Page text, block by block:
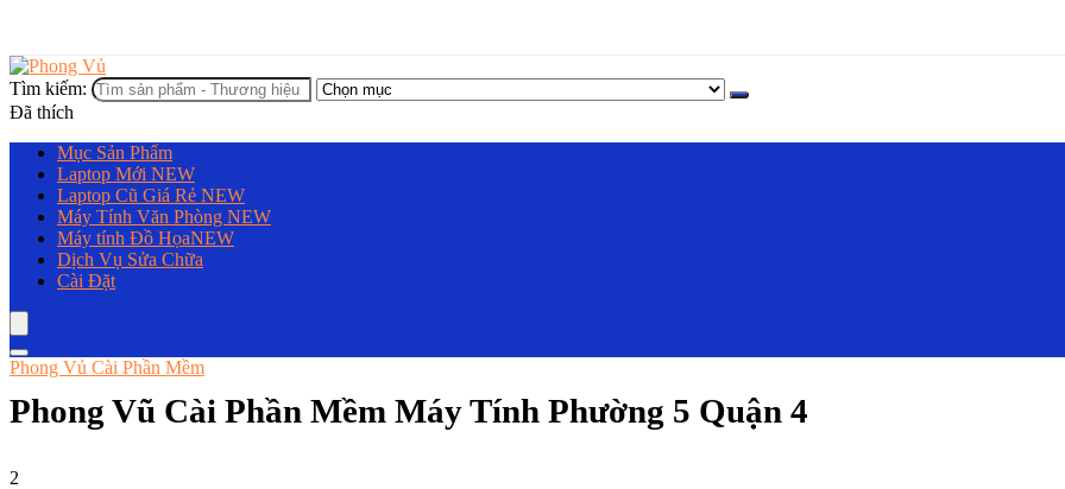
Tìm kiếm:
Đã thích
Mục Sản Phẩm
Laptop Mới NEW
Laptop Cũ Giá Rẻ NEW
Máy Tính Văn Phòng NEW
Máy tính Đồ HọaNEW
Dịch Vụ Sửa Chữa
Cài Đặt
Phong Vủ Cài Phần Mềm
Phong Vũ Cài Phần Mềm Máy Tính Phường 5 Quận 4
2